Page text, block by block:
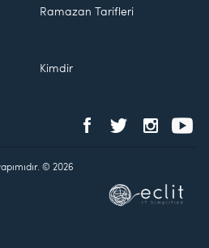
Ramazan Tarifleri
Kimdir
© 2026